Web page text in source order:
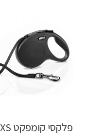
פלקסי קומפקט XS